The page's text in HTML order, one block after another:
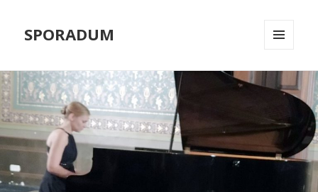
SPORADUM
WIDGETS